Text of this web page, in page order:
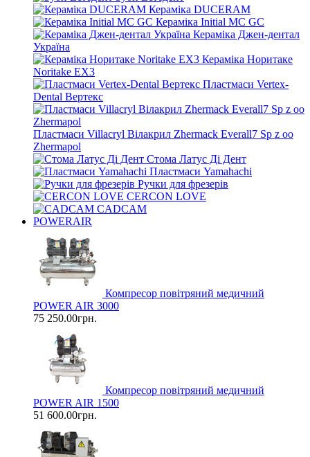
Кераміка DUCERAM
Кераміка Initial MC GC
Кераміка Джен-дентал
Україна
Кераміка Норитаке
Noritake EX3
Пластмаси Vertex-
Dental Вертекс
Пластмаси Villacryl Вілакрил Zhermack Everall7 Sp z oo
Zhermapol
Стома Латус Ді Дент
Пластмаси Yamahachi
Ручки для фрезерів
CERCON LOVE
CADCAM
POWERAIR
Компресор повітряний медичний
POWER AIR 3000
75 250.00грн.
Компресор повітряний медичний
POWER AIR 1500
51 600.00грн.